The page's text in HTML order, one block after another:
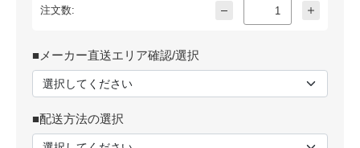
注文数:
■メーカー直送エリア確認/選択
■配送方法の選択